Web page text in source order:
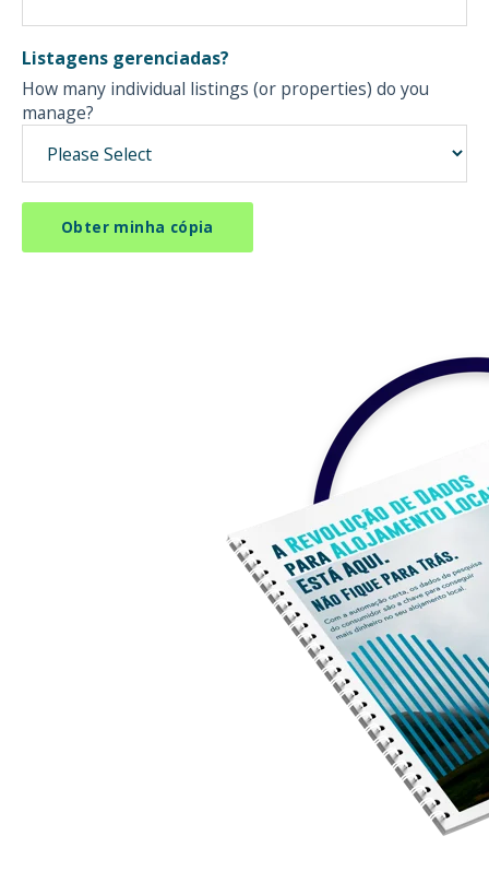
Listagens gerenciadas?
How many individual listings (or properties) do you
manage?